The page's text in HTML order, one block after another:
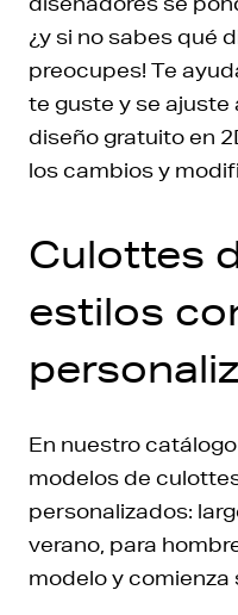
¿y si no sabes qué
preocupes! Te
te guste y se ajuste
diseño gratuito en
los cambios y
Culottes
estilos
En nuestro
modelos de
personalizados:
verano, para
modelo y comienza